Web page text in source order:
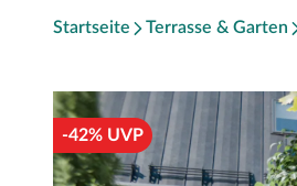
Startseite Terrasse & Garten
-42% UVP